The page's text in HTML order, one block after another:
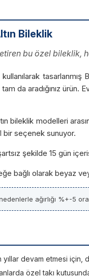
Bileklik
bu özel bileklik,
kullanılarak
tam da aradığınız
bileklik modelleri
bir seçenek sunuyor.
şekilde 15 gün
bağlı olarak beyaz
ağırlığı %+-5
yıllar devam etmesi
özel takı